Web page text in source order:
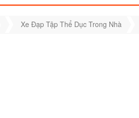
Xe Đạp Tập Thể Dục Trong Nhà